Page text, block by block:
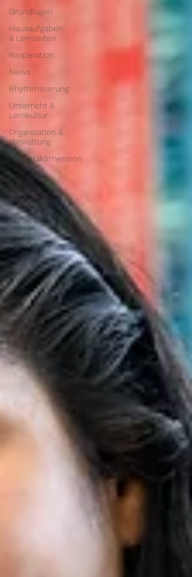
Grundlagen
Hausaufgaben
& Lernzeiten
Kooperation
News
Rhythmisierung
Unterricht &
Lernkultur
Organisation &
Verwaltung
Personaldimension